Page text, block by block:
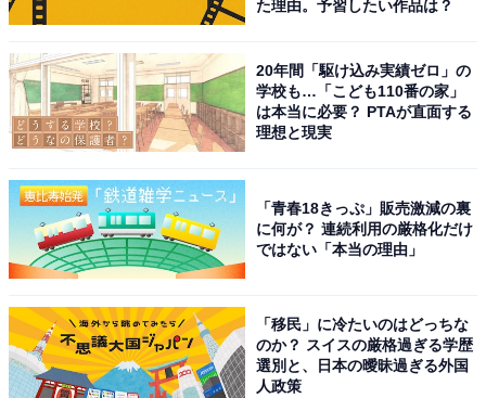
男子高校生が選ぶ「ブレイクしそうな芸人」、2
1
た理由。予習したい作品は？
20年間「駆け込み実績ゼロ」の
学校も…「こども110番の家」
は本当に必要？ PTAが直面する
理想と現実
「青春18きっぷ」販売激減の裏
に何が？ 連続利用の厳格化だけ
ではない「本当の理由」
「移民」に冷たいのはどっちな
のか？ スイスの厳格過ぎる学歴
選別と、日本の曖昧過ぎる外国
人政策